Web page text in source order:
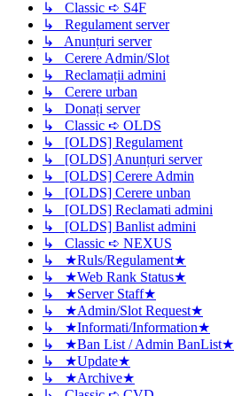
↳ Classic ➪ S4F
↳ Regulament server
↳ Anunțuri server
↳ Cerere Admin/Slot
↳ Reclamații admini
↳ Cerere urban
↳ Donați server
↳ Classic ➪ OLDS
↳ [OLDS] Regulament
↳ [OLDS] Anunțuri server
↳ [OLDS] Cerere Admin
↳ [OLDS] Cerere unban
↳ [OLDS] Reclamati admini
↳ [OLDS] Banlist admini
↳ Classic ➪ NEXUS
↳ ★Ruls/Regulament★
↳ ★Web Rank Status★
↳ ★Server Staff★
↳ ★Admin/Slot Request★
↳ ★Informati/Information★
↳ ★Ban List / Admin BanList★
↳ ★Update★
↳ ★Archive★